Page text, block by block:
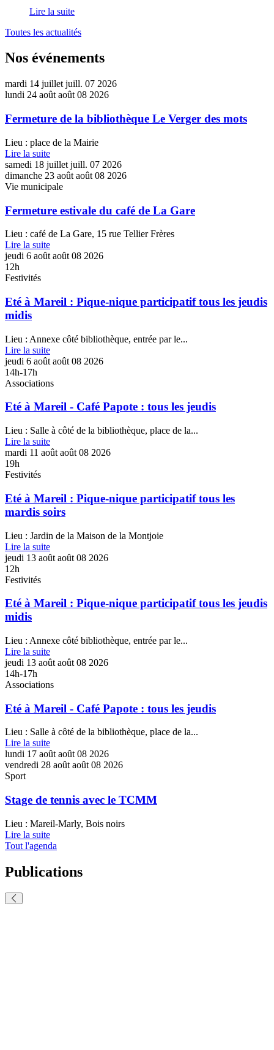
réflexes
pour
Curie
:
4
et
programme
Lire la suite
Toutes les actualités
Nos événements
mardi 14 juillet juill. 07 2026
lundi 24 août août 08 2026
Fermeture de la bibliothèque Le Verger des mots
Lieu : place de la Mairie
Lire la suite
samedi 18 juillet juill. 07 2026
dimanche 23 août août 08 2026
Vie municipale
Fermeture estivale du café de La Gare
Lieu : café de La Gare, 15 rue Tellier Frères
Lire la suite
jeudi 6 août août 08 2026
12h
Festivités
Eté à Mareil : Pique-nique participatif tous les jeudis
midis
Lieu : Annexe côté bibliothèque, entrée par le...
Lire la suite
jeudi 6 août août 08 2026
14h-17h
Associations
Eté à Mareil - Café Papote : tous les jeudis
Lieu : Salle à côté de la bibliothèque, place de la...
Lire la suite
mardi 11 août août 08 2026
19h
Festivités
Eté à Mareil : Pique-nique participatif tous les
mardis soirs
Lieu : Jardin de la Maison de la Montjoie
Lire la suite
jeudi 13 août août 08 2026
12h
Festivités
Eté à Mareil : Pique-nique participatif tous les jeudis
midis
Lieu : Annexe côté bibliothèque, entrée par le...
Lire la suite
jeudi 13 août août 08 2026
14h-17h
Associations
Eté à Mareil - Café Papote : tous les jeudis
Lieu : Salle à côté de la bibliothèque, place de la...
Lire la suite
lundi 17 août août 08 2026
vendredi 28 août août 08 2026
Sport
Stage de tennis avec le TCMM
Lieu : Mareil-Marly, Bois noirs
Lire la suite
Tout l'agenda
Publications